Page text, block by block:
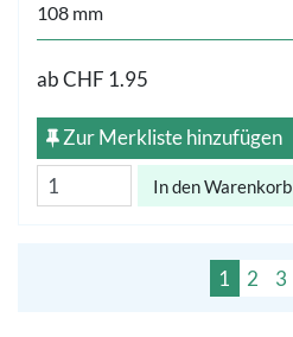
108 mm
abCHF 1.95
Zur Merkliste hinzufügen
In den Warenkorb
1 2 3